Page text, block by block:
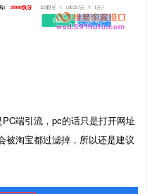
PC端引流，pc的话只是打开网址
被淘宝都过滤掉，所以还是建议